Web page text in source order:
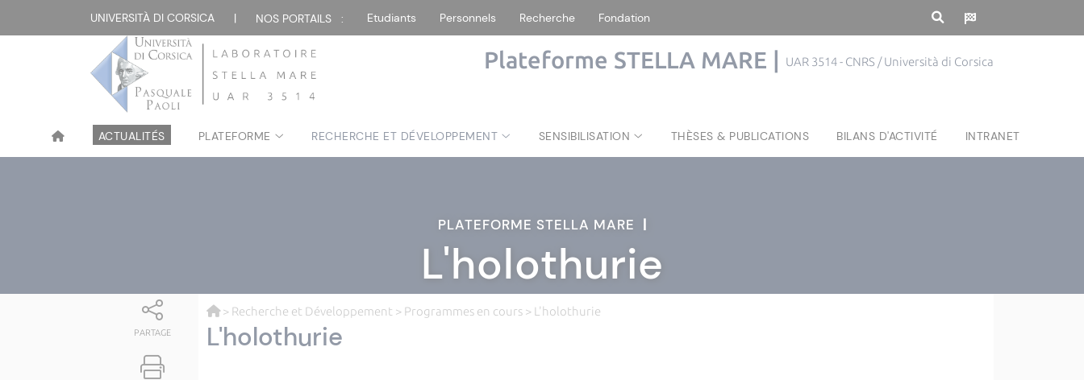
UNIVERSITÀ DI CORSICA | NOS PORTAILS : Etudiants Personnels Recherche Fondation
Plateforme STELLA MARE | UAR 3514 - CNRS / Università di Corsica
ACTUALITÉS PLATEFORME RECHERCHE ET DÉVELOPPEMENT SENSIBILISATION THÈSES & PUBLICATIONS BILANS D'ACTIVITÉ INTRANET
PLATEFORME STELLA MARE |
L'holothurie
PARTAGE
> Recherche et Développement > Programmes en cours > L'holothurie
L'holothurie